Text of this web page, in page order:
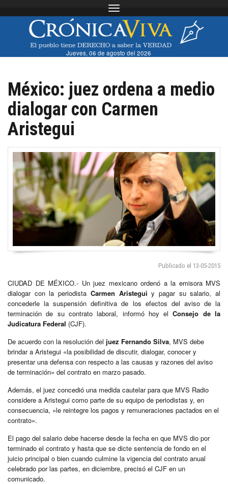
Toggle navigation
Jueves, 06 de agosto del 2026
México: juez ordena a medio
dialogar con Carmen
Aristegui
Publicado el 13-05-2015
CIUDAD DE MÉXICO.- Un juez mexicano ordenó a la emisora MVS
dialogar con la periodista Carmen Aristegui y pagar su salario, al
concederle la suspensión definitiva de los efectos del aviso de la
terminación de su contrato laboral, informó hoy el Consejo de la
Judicatura Federal (CJF).
De acuerdo con la resolución del juez Fernando Silva, MVS debe
brindar a Aristegui «la posibilidad de discutir, dialogar, conocer y
presentar una defensa con respecto a las causas y razones del aviso
de terminación» del contrato en marzo pasado.
Además, el juez concedió una medida cautelar para que MVS Radio
considere a Aristegui como parte de su equipo de periodistas y, en
consecuencia, «le reintegre los pagos y remuneraciones pactados en el
contrato».
El pago del salario debe hacerse desde la fecha en que MVS dio por
terminado el contrato y hasta que se dicte sentencia de fondo en el
juicio principal o bien cuando culmine la vigencia del contrato anual
celebrado por las partes, en diciembre, precisó el CJF en un
comunicado.